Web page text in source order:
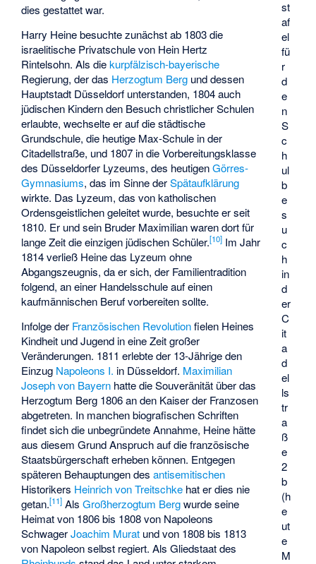
st
af
el
fü
r
d
e
n
S
c
h
ul
b
e
s
u
c
h
in
d
er
C
it
a
d
el
ls
tr
a
ß
e
2
b
(h
e
ut
e
M
dies gestattet war.
Harry Heine besuchte zunächst ab 1803 die
israelitische Privatschule von Hein Hertz
Rintelsohn. Als diekurpfälzisch-bayerische
Regierung, der das Herzogtum Berg und dessen
Hauptstadt Düsseldorf unterstanden, 1804 auch
jüdischen Kindern den Besuch christlicher Schulen
erlaubte, wechselte er auf die städtische
Grundschule, die heutige Max-Schule in der
Citadellstraße, und 1807 in die Vorbereitungsklasse
des Düsseldorfer Lyzeums, des heutigenGörres-
Gymnasiums, das im Sinne derSpätaufklärung
wirkte. Das Lyzeum, das von katholischen
Ordensgeistlichen geleitet wurde, besuchte er seit
1810. Er und sein Bruder Maximilian waren dort für
lange Zeit die einzigen jüdischen Schüler.[10] Im Jahr
1814 verließ Heine das Lyzeum ohne
Abgangszeugnis, da er sich, der Familientradition
folgend, an einer Handelsschule auf einen
kaufmännischen Beruf vorbereiten sollte.
Infolge der Französischen Revolutionfielen Heines
Kindheit und Jugend in eine Zeit großer
Veränderungen. 1811 erlebte der 13-Jährige den
Einzug Napoleons I. in Düsseldorf. Maximilian
Joseph von Bayern hatte die Souveränität über das
Herzogtum Berg 1806 an den Kaiser der Franzosen
abgetreten. In manchen biografischen Schriften
findet sich die unbegründete Annahme, Heine hätte
aus diesem Grund Anspruch auf die französische
Staatsbürgerschaft erheben können. Entgegen
späteren Behauptungen desantisemitischen
Historikers Heinrich von Treitschke hat er dies nie
getan.[11] AlsGroßherzogtum Bergwurde seine
Heimat von 1806 bis 1808 von Napoleons
SchwagerJoachim Murat und von 1808 bis 1813
von Napoleon selbst regiert. Als Gliedstaat des